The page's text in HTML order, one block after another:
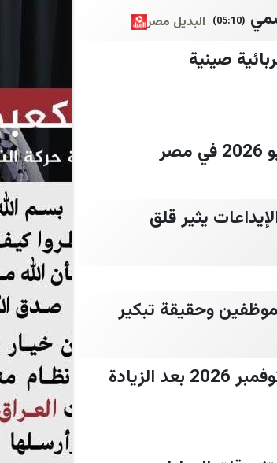
(05:10) البديل مصر
صينية
لصرف مرتبات يناير 2026: تأخر الإيداعات يثير قلق
صرف مرتبات شهر فبراير 2026 لكل الموظفين وحقيقة تبكير
“مفاجـأة للمستفيدين” موعد صرف معاش تكافل وكرامة شهر نوفمبر 2026 بعد الزيادة